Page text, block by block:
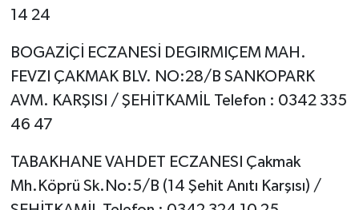
14 24
BOGAZİÇİ ECZANESİ DEGIRMIÇEM MAH.
FEVZI ÇAKMAK BLV. NO:28/B SANKOPARK
AVM. KARŞISI / ŞEHİTKAMİL Telefon : 0342 335
46 47
TABAKHANE VAHDET ECZANESI Çakmak
Mh.Köprü Sk.No:5/B (14 Şehit Anıtı Karşısı) /